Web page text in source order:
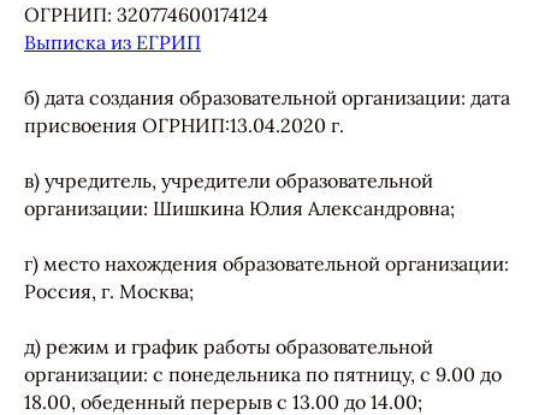
ОГРНИП: 320774600174124
Выписка из ЕГРИП
б) дата создания образовательной организации: дата
присвоения ОГРНИП:13.04.2020 г.
в) учредитель, учредители образовательной
организации: Шишкина Юлия Александровна;
г) место нахождения образовательной организации:
Россия, г. Москва;
д) режим и график работы образовательной
организации: с понедельника по пятницу, с 9.00 до
18.00, обеденный перерыв с 13.00 до 14.00;